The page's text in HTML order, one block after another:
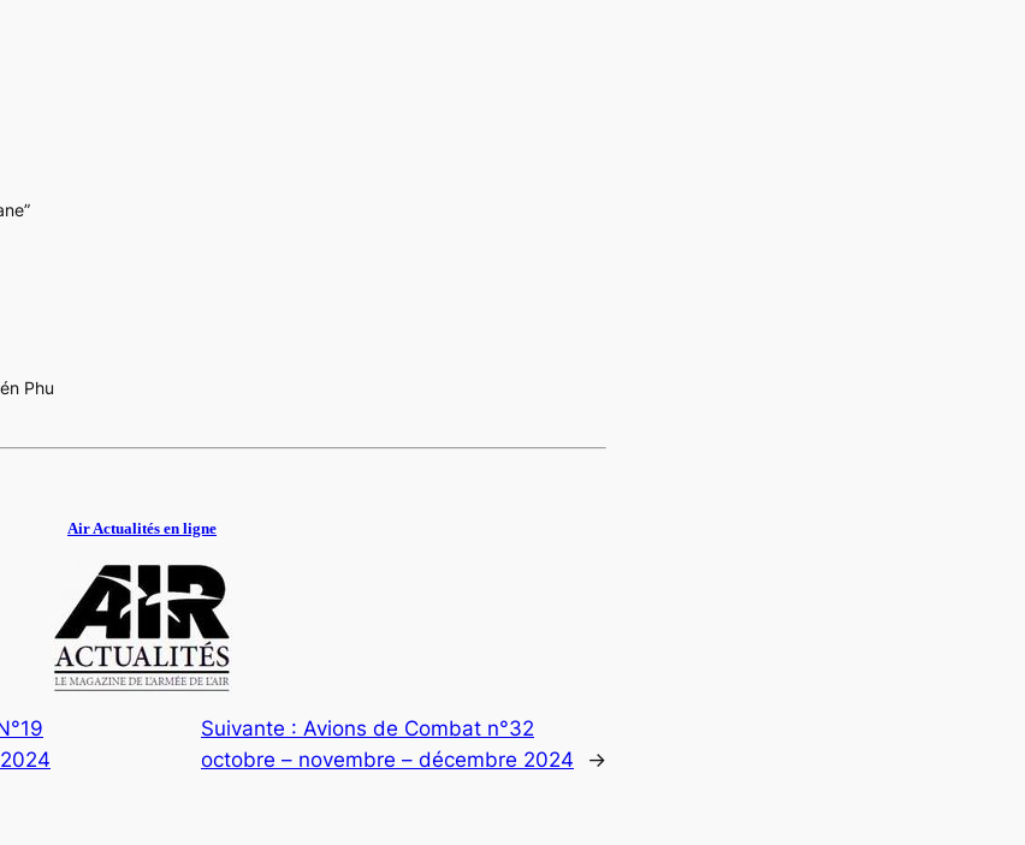
Phu
Air Actualités en ligne
Suivante : Avions de Combat n°32
octobre – novembre – décembre 2024
→